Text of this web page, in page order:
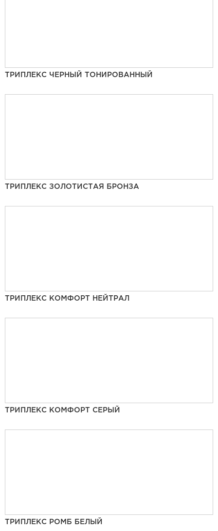
ТРИПЛЕКС ЧЕРНЫЙ ТОНИРОВАННЫЙ
ТРИПЛЕКС ЗОЛОТИСТАЯ БРОНЗА
ТРИПЛЕКС КОМФОРТ НЕЙТРАЛ
ТРИПЛЕКС КОМФОРТ СЕРЫЙ
ТРИПЛЕКС РОМБ БЕЛЫЙ